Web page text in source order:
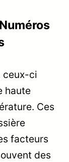
ceux-ci
haute
Ces
facteurs
des